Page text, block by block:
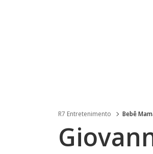
R7 Entretenimento Bebê